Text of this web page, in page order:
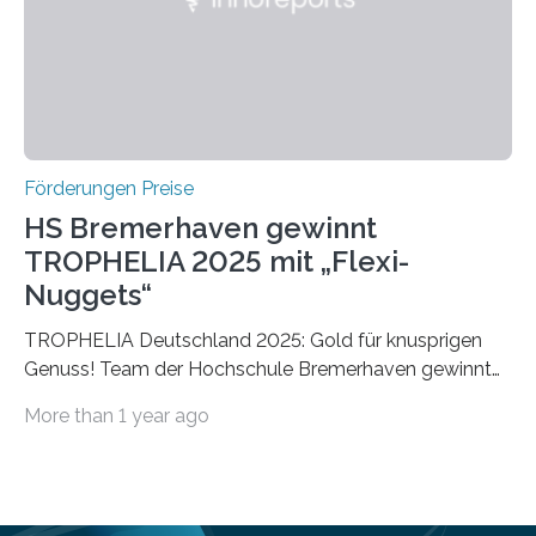
Förderungen Preise
HS Bremerhaven gewinnt
TROPHELIA 2025 mit „Flexi-
Nuggets“
TROPHELIA Deutschland 2025: Gold für knusprigen
Genuss! Team der Hochschule Bremerhaven gewinnt
ECOTROPHELIAMit der Produktidee “Flexi-Nuggets”
More than 1 year ago